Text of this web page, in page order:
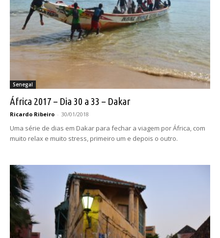
Senegal
África 2017 – Dia 30 a 33 – Dakar
Ricardo Ribeiro - 30/01/2018
Uma série de dias em Dakar para fechar a viagem por África, com
muito relax e muito stress, primeiro um e depois o outro.